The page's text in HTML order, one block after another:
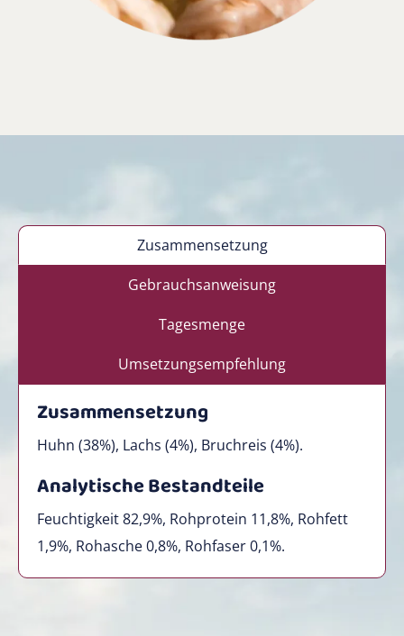
Zusammensetzung
Gebrauchsanweisung
Tagesmenge
Umsetzungsempfehlung
Zusammensetzung
Huhn (38%), Lachs (4%), Bruchreis (4%).
Analytische Bestandteile
Feuchtigkeit 82,9%, Rohprotein 11,8%, Rohfett
1,9%, Rohasche 0,8%, Rohfaser 0,1%.